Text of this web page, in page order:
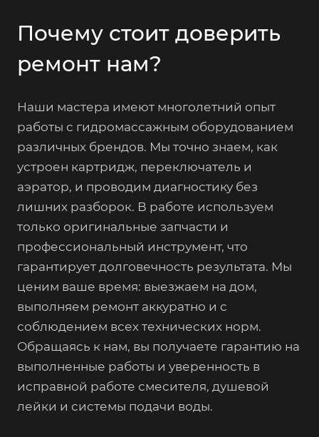
Почему стоит доверить
ремонт нам?
Наши мастера имеют многолетний опыт
работы с гидромассажным оборудованием
различных брендов. Мы точно знаем, как
устроен картридж, переключатель и
аэратор, и проводим диагностику без
лишних разборок. В работе используем
только оригинальные запчасти и
профессиональный инструмент, что
гарантирует долговечность результата. Мы
ценим ваше время: выезжаем на дом,
выполняем ремонт аккуратно и с
соблюдением всех технических норм.
Обращаясь к нам, вы получаете гарантию на
выполненные работы и уверенность в
исправной работе смесителя, душевой
лейки и системы подачи воды.